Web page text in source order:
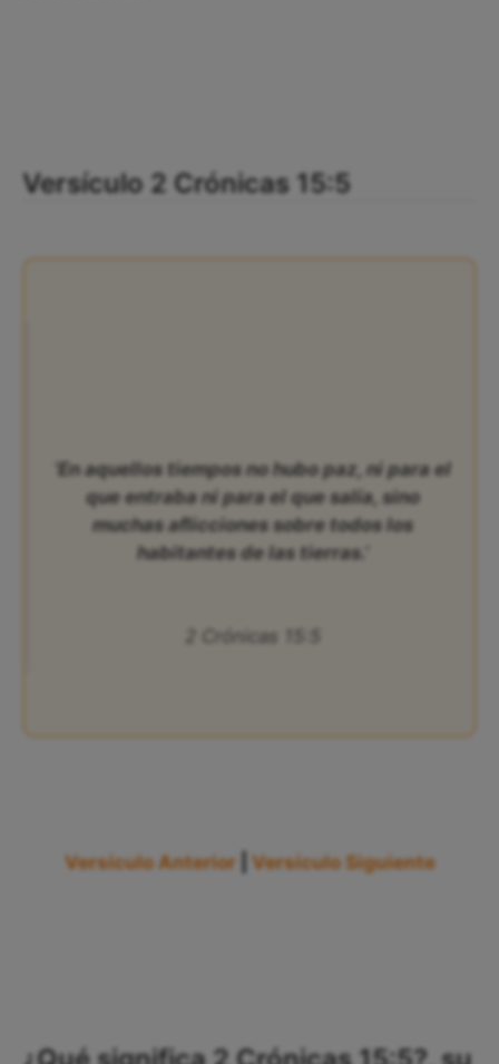
Versículo 2 Crónicas 15:5
‘En aquellos tiempos no hubo paz, ni para el
que entraba ni para el que salía, sino
muchas aflicciones sobre todos los
habitantes de las tierras.’
2 Crónicas 15:5
Versículo Anterior Versículo Siguiente